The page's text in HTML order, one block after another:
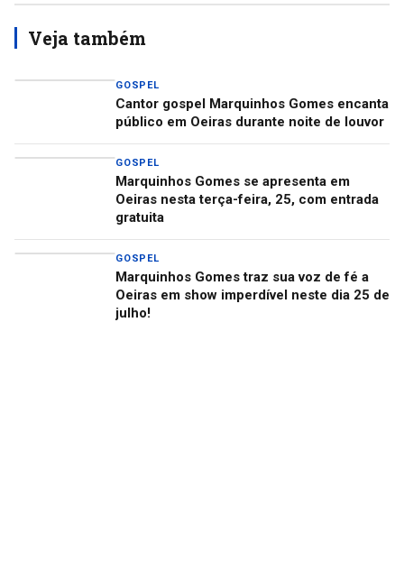
Veja também
GOSPEL
Cantor gospel Marquinhos Gomes encanta
público em Oeiras durante noite de louvor
GOSPEL
Marquinhos Gomes se apresenta em
Oeiras nesta terça-feira, 25, com entrada
gratuita
GOSPEL
Marquinhos Gomes traz sua voz de fé a
Oeiras em show imperdível neste dia 25 de
julho!